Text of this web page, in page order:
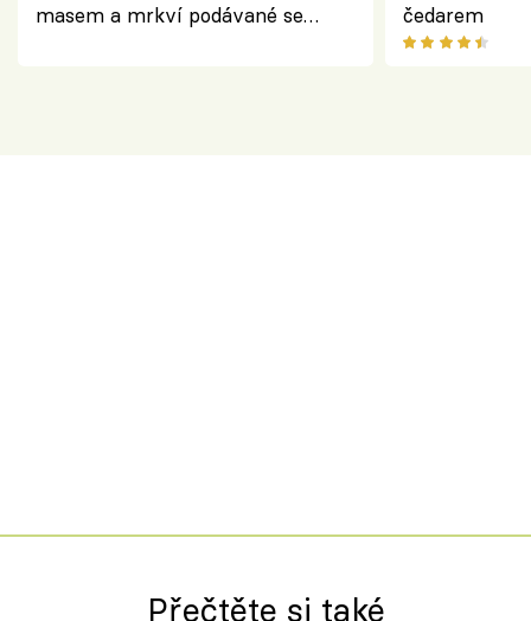
masem a mrkví podávané se
čedarem
Přečtěte si také